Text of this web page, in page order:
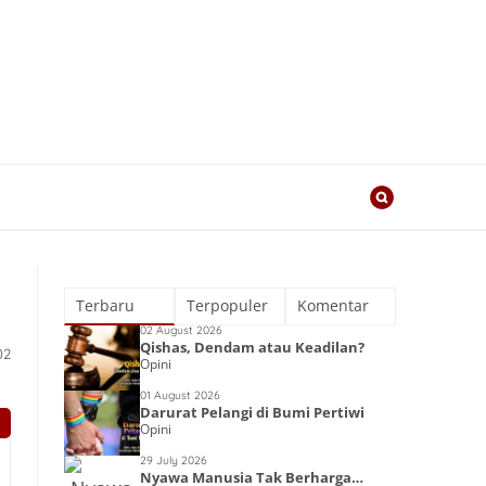
Terbaru Terpopuler Komentar
02 August 2026
Qishas, Dendam atau Keadilan?
Opini
01 August 2026
Darurat Pelangi di Bumi Pertiwi
Opini
29 July 2026
Nyawa Manusia Tak Berharga